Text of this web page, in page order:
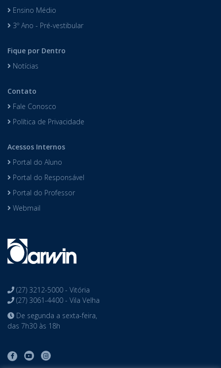
Ensino Médio
3º Ano - Pré-vestibular
Fique por Dentro
Notícias
Contato
Fale Conosco
Política de Privacidade
Acessos Internos
Portal do Aluno
Portal do Responsável
Portal do Professor
Webmail
(27) 3212-5000 - Vitória
(27) 3061-4400 - Vila Velha
De segunda a sexta-feira,
das 7h30 às 18h